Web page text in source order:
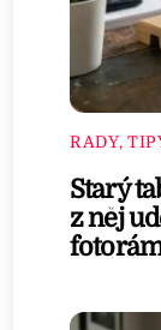
RADY,
Starý
z něj